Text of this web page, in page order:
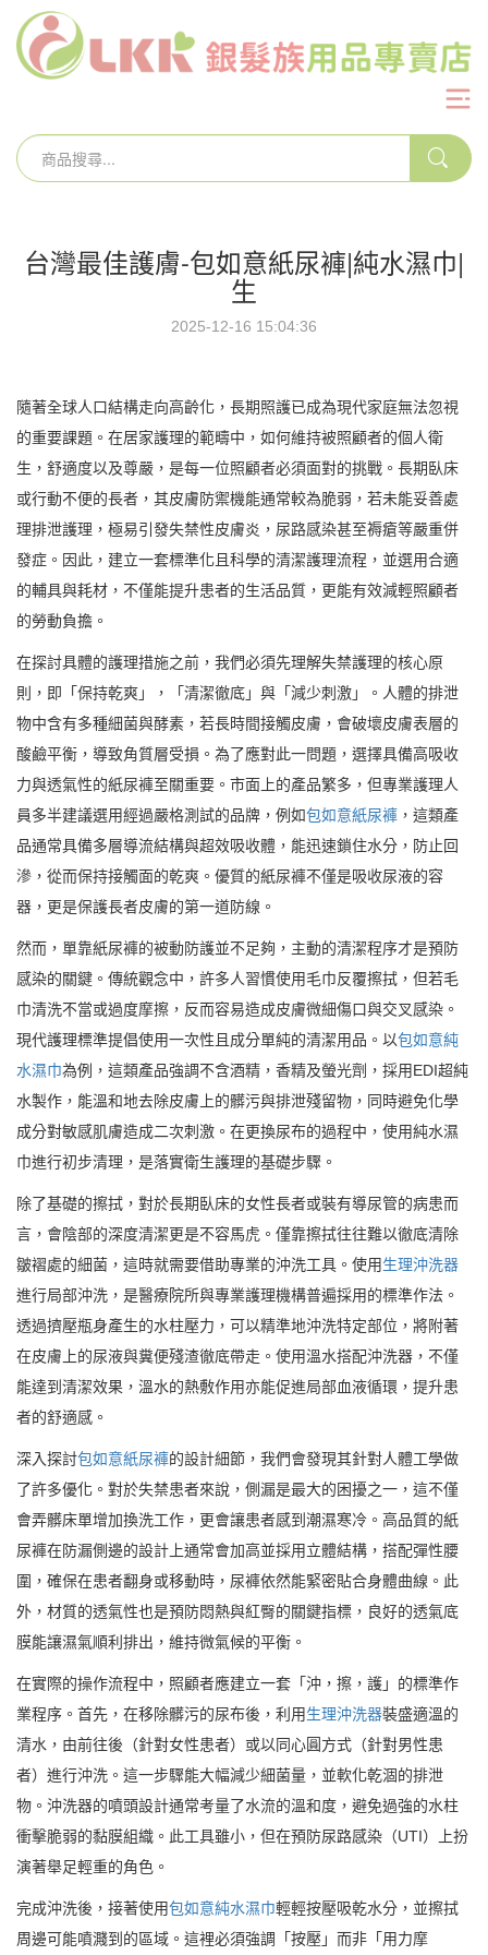
台灣最佳護膚-包如意紙尿褲|純水濕巾|
生
2025-12-16 15:04:36
隨著全球人口結構走向高齡化，長期照護已成為現代家庭無法忽視
的重要課題。在居家護理的範疇中，如何維持被照顧者的個人衛
生，舒適度以及尊嚴，是每一位照顧者必須面對的挑戰。長期臥床
或行動不便的長者，其皮膚防禦機能通常較為脆弱，若未能妥善處
理排泄護理，極易引發失禁性皮膚炎，尿路感染甚至褥瘡等嚴重併
發症。因此，建立一套標準化且科學的清潔護理流程，並選用合適
的輔具與耗材，不僅能提升患者的生活品質，更能有效減輕照顧者
的勞動負擔。
在探討具體的護理措施之前，我們必須先理解失禁護理的核心原
則，即「保持乾爽」，「清潔徹底」與「減少刺激」。人體的排泄
物中含有多種細菌與酵素，若長時間接觸皮膚，會破壞皮膚表層的
酸鹼平衡，導致角質層受損。為了應對此一問題，選擇具備高吸收
力與透氣性的紙尿褲至關重要。市面上的產品繁多，但專業護理人
員多半建議選用經過嚴格測試的品牌，例如包如意紙尿褲 ，這類產
品通常具備多層導流結構與超效吸收體，能迅速鎖住水分，防止回
滲，從而保持接觸面的乾爽。優質的紙尿褲不僅是吸收尿液的容
器，更是保護長者皮膚的第一道防線。
然而，單靠紙尿褲的被動防護並不足夠，主動的清潔程序才是預防
感染的關鍵。傳統觀念中，許多人習慣使用毛巾反覆擦拭，但若毛
巾清洗不當或過度摩擦，反而容易造成皮膚微細傷口與交叉感染。
現代護理標準提倡使用一次性且成分單純的清潔用品。以包如意純
水濕巾為例，這類產品強調不含酒精，香精及螢光劑，採用EDI超純
水製作，能溫和地去除皮膚上的髒污與排泄殘留物，同時避免化學
成分對敏感肌膚造成二次刺激。在更換尿布的過程中，使用純水濕
巾進行初步清理，是落實衛生護理的基礎步驟。
除了基礎的擦拭，對於長期臥床的女性長者或裝有導尿管的病患而
言，會陰部的深度清潔更是不容馬虎。僅靠擦拭往往難以徹底清除
皺褶處的細菌，這時就需要借助專業的沖洗工具。使用生理沖洗器
進行局部沖洗，是醫療院所與專業護理機構普遍採用的標準作法。
透過擠壓瓶身產生的水柱壓力，可以精準地沖洗特定部位，將附著
在皮膚上的尿液與糞便殘渣徹底帶走。使用溫水搭配沖洗器，不僅
能達到清潔效果，溫水的熱敷作用亦能促進局部血液循環，提升患
者的舒適感。
深入探討包如意紙尿褲的設計細節，我們會發現其針對人體工學做
了許多優化。對於失禁患者來說，側漏是最大的困擾之一，這不僅
會弄髒床單增加換洗工作，更會讓患者感到潮濕寒冷。高品質的紙
尿褲在防漏側邊的設計上通常會加高並採用立體結構，搭配彈性腰
圍，確保在患者翻身或移動時，尿褲依然能緊密貼合身體曲線。此
外，材質的透氣性也是預防悶熱與紅臀的關鍵指標，良好的透氣底
膜能讓濕氣順利排出，維持微氣候的平衡。
在實際的操作流程中，照顧者應建立一套「沖，擦，護」的標準作
業程序。首先，在移除髒污的尿布後，利用生理沖洗器裝盛適溫的
清水，由前往後（針對女性患者）或以同心圓方式（針對男性患
者）進行沖洗。這一步驟能大幅減少細菌量，並軟化乾涸的排泄
物。沖洗器的噴頭設計通常考量了水流的溫和度，避免過強的水柱
衝擊脆弱的黏膜組織。此工具雖小，但在預防尿路感染（UTI）上扮
演著舉足輕重的角色。
完成沖洗後，接著使用包如意純水濕巾輕輕按壓吸乾水分，並擦拭
周邊可能噴濺到的區域。這裡必須強調「按壓」而非「用力摩